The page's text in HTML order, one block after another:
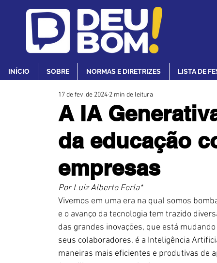
INÍCIO SOBRE NORMAS E DIRETRIZES LISTA DE
A IA
da educação
empresas
17 de fev. de 2024 2 min de leitura
Por Luiz Alberto Ferla*
Vivemos em uma era na qual somos
e o avanço da tecnologia tem trazido
das grandes inovações, que está
seus colaboradores, é a Inteligência
maneiras mais eficientes e produtivas de